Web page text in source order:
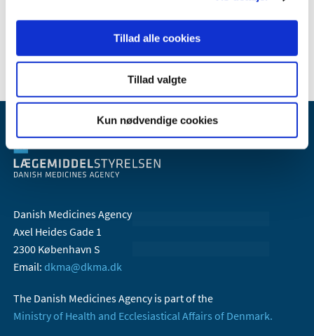
Tillad alle cookies
Tillad valgte
Kun nødvendige cookies
2007 (3)
Danish Medicines Agency
Axel Heides Gade 1
2300 København S
Email: dkma@dkma.dk
The Danish Medicines Agency is part of the
Ministry of Health and Ecclesiastical Affairs of Denmark.